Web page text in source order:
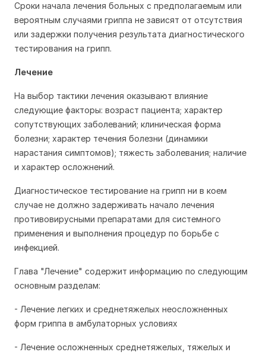
Сроки начала лечения больных с предполагаемым или
вероятным случаями гриппа не зависят от отсутствия
или задержки получения результата диагностического
тестирования на грипп.
Лечение
На выбор тактики лечения оказывают влияние
следующие факторы: возраст пациента; характер
сопутствующих заболеваний; клиническая форма
болезни; характер течения болезни (динамики
нарастания симптомов); тяжесть заболевания; наличие
и характер осложнений.
Диагностическое тестирование на грипп ни в коем
случае не должно задерживать начало лечения
противовирусными препаратами для системного
применения и выполнения процедур по борьбе с
инфекцией.
Глава "Лечение" содержит информацию по следующим
основным разделам:
- Лечение легких и среднетяжелых неосложненных
форм гриппа в амбулаторных условиях
- Лечение осложненных среднетяжелых, тяжелых и